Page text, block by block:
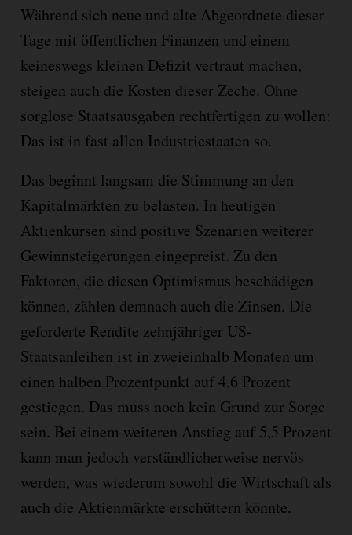
Während sich neue und alte Abgeordnete dieser
Tage mit öffentlichen Finanzen und einem
keineswegs kleinen Defizit vertraut machen,
steigen auch die Kosten dieser Zeche. Ohne
sorglose Staatsausgaben rechtfertigen zu wollen:
Das ist in fast allen Industriestaaten so.
Das beginnt langsam die Stimmung an den
Kapitalmärkten zu belasten. In heutigen
Aktienkursen sind positive Szenarien weiterer
Gewinnsteigerungen eingepreist. Zu den
Faktoren, die diesen Optimismus beschädigen
können, zählen demnach auch die Zinsen. Die
geforderte Rendite zehnjähriger US-
Staatsanleihen ist in zweieinhalb Monaten um
einen halben Prozentpunkt auf 4,6 Prozent
gestiegen. Das muss noch kein Grund zur Sorge
sein. Bei einem weiteren Anstieg auf 5,5 Prozent
kann man jedoch verständlicherweise nervös
werden, was wiederum sowohl die Wirtschaft als
auch die Aktienmärkte erschüttern könnte.